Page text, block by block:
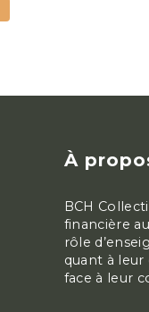
À
BCH
financière
rôle
quant à
face à leur